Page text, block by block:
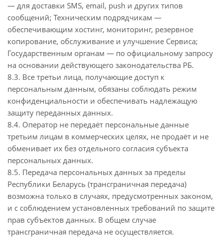
— для доставки SMS, email, push и других типов
сообщений; Техническим подрядчикам —
обеспечивающим хостинг, мониторинг, резервное
копирование, обслуживание и улучшение Сервиса;
Государственным органам — по официальному запросу
на основании действующего законодательства РБ.
8.3. Все третьи лица, получающие доступ к
персональным данным, обязаны соблюдать режим
конфиденциальности и обеспечивать надлежащую
защиту переданных данных.
8.4. Оператор не передаёт персональные данные
третьим лицам в коммерческих целях, не продаёт и не
обменивает их без отдельного согласия субъекта
персональных данных.
8.5. Передача персональных данных за пределы
Республики Беларусь (трансграничная передача)
возможна только в случаях, предусмотренных законом,
и с соблюдением установленных требований по защите
прав субъектов данных. В общем случае
трансграничная передача не осуществляется.